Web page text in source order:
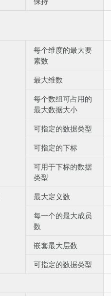
每个维度的最大要
素数
最大维数
每个数组可占用的
最大数据大小
可指定的数据类型
可指定的下标
可用于下标的数据
类型
最大定义数
每一个的最大成员
数
嵌套最大层数
可指定的数据类型